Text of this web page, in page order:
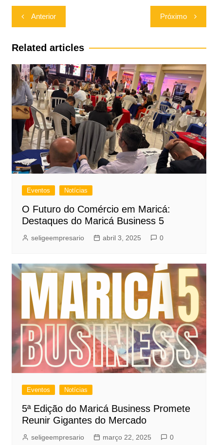
Navegação
de
Post
Anterior Próximo
Related articles
Eventos Notícias
O Futuro do Comércio em Maricá:
Destaques do Maricá Business 5
seligeempresario abril 3, 2025 0
Eventos Notícias
5ª Edição do Maricá Business Promete
Reunir Gigantes do Mercado
seligeempresario março 22, 2025 0